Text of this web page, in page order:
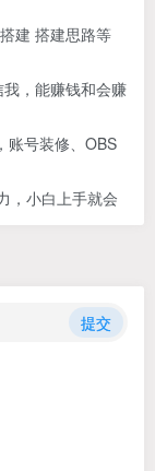
建 搭建思路等
，能赚钱和会赚
账号装修、OBS
，小白上手就会
提交